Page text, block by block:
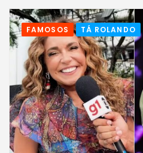
FAMOSOS TÁ ROLANDO